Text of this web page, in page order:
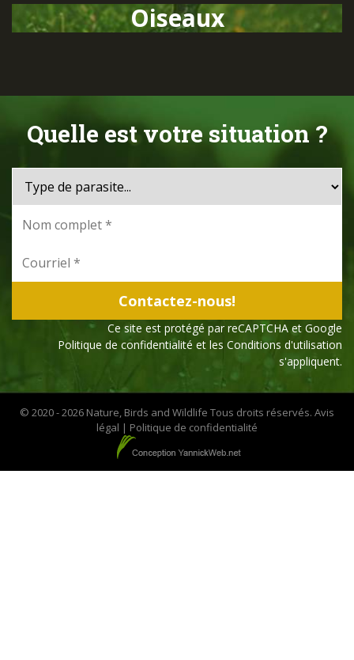
Oiseaux
Quelle est votre situation ?
Ce site est protégé par reCAPTCHA et Google
Politique de confidentialité et les Conditions d'utilisation
s'appliquent.
© 2020 - 2026 Nature, Birds and Wildlife Tous droits réservés. Avis
légal | Politique de confidentialité